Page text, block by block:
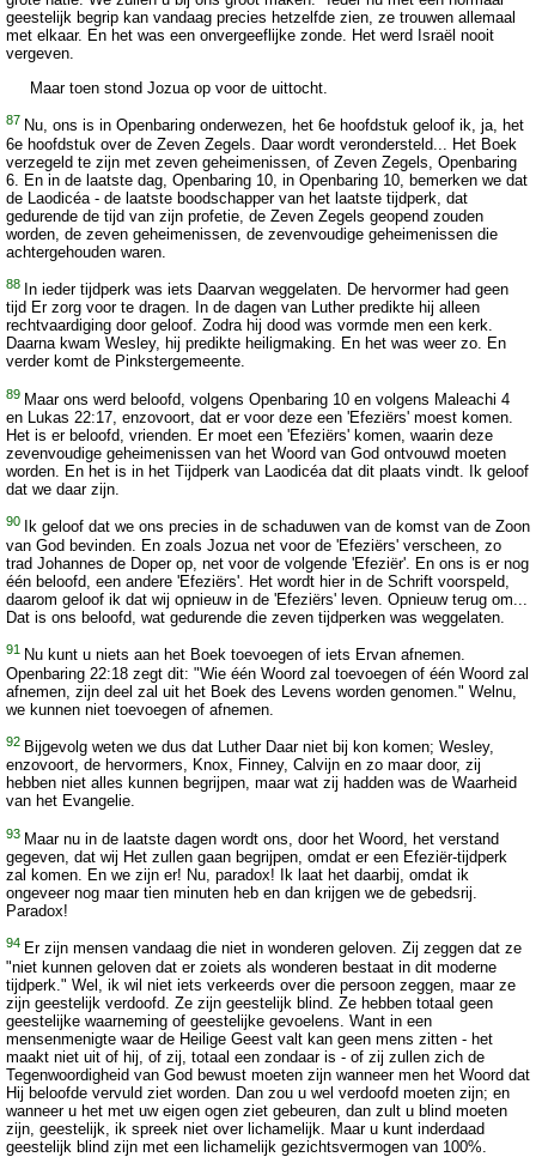
geestelijk begrip kan vandaag precies hetzelfde zien, ze trouwen allemaal
met elkaar. En het was een onvergeeflijke zonde. Het werd Israël nooit
vergeven.
Maar toen stond Jozua op voor de uittocht.
87 Nu, ons is in Openbaring onderwezen, het 6e hoofdstuk geloof ik, ja, het
6e hoofdstuk over de Zeven Zegels. Daar wordt verondersteld... Het Boek
verzegeld te zijn met zeven geheimenissen, of Zeven Zegels, Openbaring
6. En in de laatste dag, Openbaring 10, in Openbaring 10, bemerken we dat
de Laodicéa - de laatste boodschapper van het laatste tijdperk, dat
gedurende de tijd van zijn profetie, de Zeven Zegels geopend zouden
worden, de zeven geheimenissen, de zevenvoudige geheimenissen die
achtergehouden waren.
88 In ieder tijdperk was iets Daarvan weggelaten. De hervormer had geen
tijd Er zorg voor te dragen. In de dagen van Luther predikte hij alleen
rechtvaardiging door geloof. Zodra hij dood was vormde men een kerk.
Daarna kwam Wesley, hij predikte heiligmaking. En het was weer zo. En
verder komt de Pinkstergemeente.
89 Maar ons werd beloofd, volgens Openbaring 10 en volgens Maleachi 4
en Lukas 22:17, enzovoort, dat er voor deze een 'Efeziërs' moest komen.
Het is er beloofd, vrienden. Er moet een 'Efeziërs' komen, waarin deze
zevenvoudige geheimenissen van het Woord van God ontvouwd moeten
worden. En het is in het Tijdperk van Laodicéa dat dit plaats vindt. Ik geloof
dat we daar zijn.
90
Ik geloof dat we ons precies in de schaduwen van de komst van de Zoon
van God bevinden. En zoals Jozua net voor de 'Efeziërs' verscheen, zo
trad Johannes de Doper op, net voor de volgende 'Efeziër'. En ons is er nog
één beloofd, een andere 'Efeziërs'. Het wordt hier in de Schrift voorspeld,
daarom geloof ik dat wij opnieuw in de 'Efeziërs' leven. Opnieuw terug om...
Dat is ons beloofd, wat gedurende die zeven tijdperken was weggelaten.
91 Nu kunt u niets aan het Boek toevoegen of iets Ervan afnemen.
Openbaring 22:18 zegt dit: "Wie één Woord zal toevoegen of één Woord zal
afnemen, zijn deel zal uit het Boek des Levens worden genomen." Welnu,
we kunnen niet toevoegen of afnemen.
92 Bijgevolg weten we dus dat Luther Daar niet bij kon komen; Wesley,
enzovoort, de hervormers, Knox, Finney, Calvijn en zo maar door, zij
hebben niet alles kunnen begrijpen, maar wat zij hadden was de Waarheid
van het Evangelie.
93 Maar nu in de laatste dagen wordt ons, door het Woord, het verstand
gegeven, dat wij Het zullen gaan begrijpen, omdat er een Efeziër-tijdperk
zal komen. En we zijn er! Nu, paradox! Ik laat het daarbij, omdat ik
ongeveer nog maar tien minuten heb en dan krijgen we de gebedsrij.
Paradox!
94 Er zijn mensen vandaag die niet in wonderen geloven. Zij zeggen dat ze
"niet kunnen geloven dat er zoiets als wonderen bestaat in dit moderne
tijdperk." Wel, ik wil niet iets verkeerds over die persoon zeggen, maar ze
zijn geestelijk verdoofd. Ze zijn geestelijk blind. Ze hebben totaal geen
geestelijke waarneming of geestelijke gevoelens. Want in een
mensenmenigte waar de Heilige Geest valt kan geen mens zitten - het
maakt niet uit of hij, of zij, totaal een zondaar is - of zij zullen zich de
Tegenwoordigheid van God bewust moeten zijn wanneer men het Woord dat
Hij beloofde vervuld ziet worden. Dan zou u wel verdoofd moeten zijn; en
wanneer u het met uw eigen ogen ziet gebeuren, dan zult u blind moeten
zijn, geestelijk, ik spreek niet over lichamelijk. Maar u kunt inderdaad
geestelijk blind zijn met een lichamelijk gezichtsvermogen van 100%.